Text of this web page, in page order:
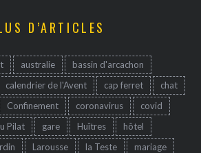
D’ARTICLES
australie
bassin d'arcachon
calendrier de l'Avent cap ferret
chat
Confinement coronavirus
covid
Pilat gare Huîtres
hôtel
Larousse la Teste
mariage